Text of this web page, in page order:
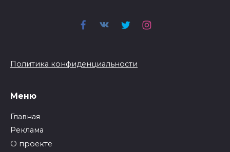
Политика конфиденциальности
Меню
Главная
Реклама
О проекте